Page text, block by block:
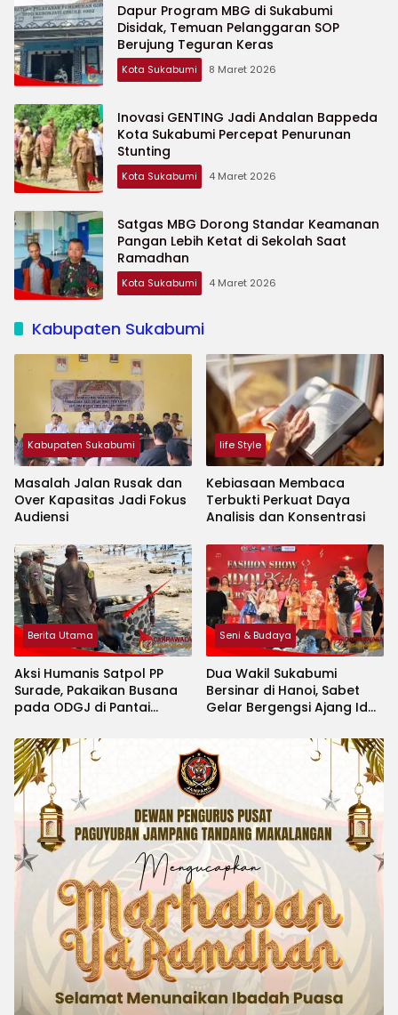
Dapur Program MBG di Sukabumi
Disidak, Temuan Pelanggaran SOP
Berujung Teguran Keras
Kota Sukabumi 8 Maret 2026
Inovasi GENTING Jadi Andalan Bappeda
Kota Sukabumi Percepat Penurunan
Stunting
Kota Sukabumi 4 Maret 2026
Satgas MBG Dorong Standar Keamanan
Pangan Lebih Ketat di Sekolah Saat
Ramadhan
Kota Sukabumi 4 Maret 2026
Kabupaten Sukabumi
Kabupaten Sukabumi
Masalah Jalan Rusak dan
Over Kapasitas Jadi Fokus
Audiensi
life Style
Kebiasaan Membaca
Terbukti Perkuat Daya
Analisis dan Konsentrasi
Berita Utama
Aksi Humanis Satpol PP
Surade, Pakaikan Busana
pada ODGJ di Pantai
Seni & Budaya
Dua Wakil Sukabumi
Bersinar di Hanoi, Sabet
Gelar Bergengsi Ajang Idol